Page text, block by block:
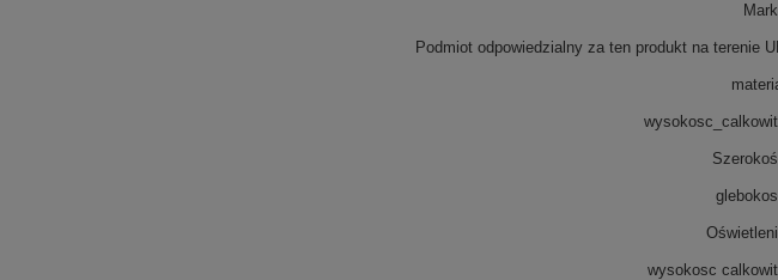
Podmiot odpowiedzialny za ten produkt na terenie
wysokosc